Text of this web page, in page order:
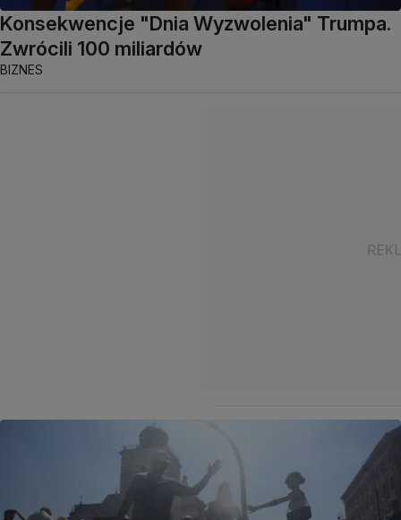
Konsekwencje "Dnia Wyzwolenia" Trumpa.
Zwrócili 100 miliardów
BIZNES